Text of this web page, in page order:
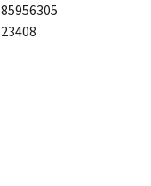
85956305
23408